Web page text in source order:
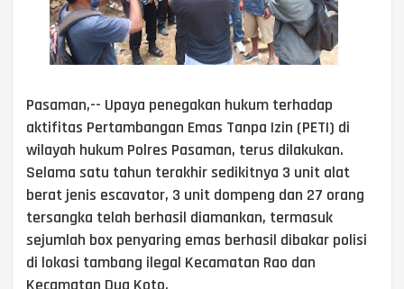
Pasaman,-- Upaya penegakan hukum terhadap
aktifitas Pertambangan Emas Tanpa Izin (PETI) di
wilayah hukum Polres Pasaman, terus dilakukan.
Selama satu tahun terakhir sedikitnya 3 unit alat
berat jenis escavator, 3 unit dompeng dan 27 orang
tersangka telah berhasil diamankan, termasuk
sejumlah box penyaring emas berhasil dibakar polisi
di lokasi tambang ilegal Kecamatan Rao dan